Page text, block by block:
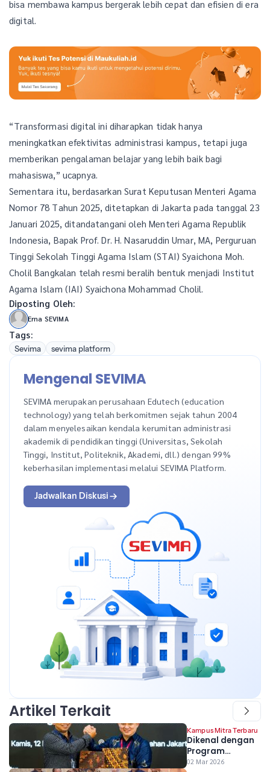
bisa membawa kampus bergerak lebih cepat dan efisien di era
digital.
“Transformasi digital ini diharapkan tidak hanya
meningkatkan efektivitas administrasi kampus, tetapi juga
memberikan pengalaman belajar yang lebih baik bagi
mahasiswa,” ucapnya.
Sementara itu, berdasarkan Surat Keputusan Menteri Agama
Nomor 78 Tahun 2025, ditetapkan di Jakarta pada tanggal 23
Januari 2025, ditandatangani oleh Menteri Agama Republik
Indonesia, Bapak Prof. Dr. H. Nasaruddin Umar, MA, Perguruan
Tinggi Sekolah Tinggi Agama Islam (STAI) Syaichona Moh.
Cholil Bangkalan telah resmi beralih bentuk menjadi Institut
Agama Islam (IAI) Syaichona Mohammad Cholil.
Diposting Oleh:
Erna SEVIMA
Tags:
Sevima sevima platform
Mengenal SEVIMA
SEVIMA merupakan perusahaan Edutech (education
technology) yang telah berkomitmen sejak tahun 2004
dalam menyelesaikan kendala kerumitan administrasi
akademik di pendidikan tinggi (Universitas, Sekolah
Tinggi, Institut, Politeknik, Akademi, dll.) dengan 99%
keberhasilan implementasi melalui SEVIMA Platform.
Jadwalkan Diskusi
Artikel Terkait
Kampus Mitra Terbaru
Dikenal dengan
Program
Beasiswanya,
02 Mar 2026